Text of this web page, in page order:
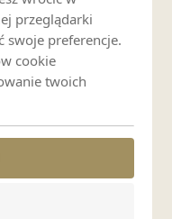
przeglądarki
swoje preferencje.
cookie
twoich